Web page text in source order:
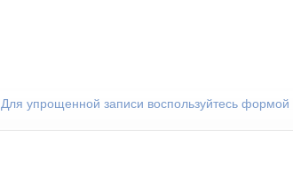
Для упрощенной записи воспользуйтесь формой